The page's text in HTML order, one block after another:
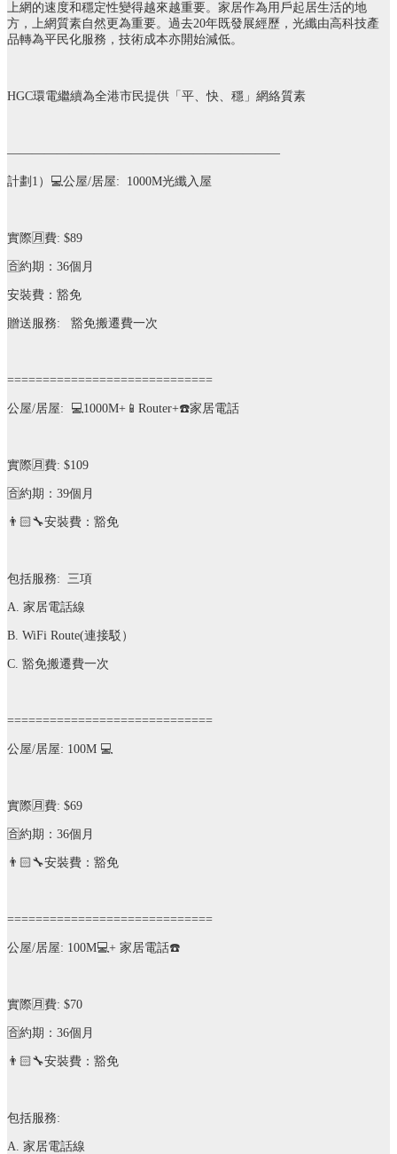
上網的速度和穩定性變得越來越重要。家居作為用戶起居生活的地
方，上網質素自然更為重要。過去20年既發展經歷，光纖由高科技產
品轉為平民化服務，技術成本亦開始減低。
HGC環電繼續為全港市民提供「平、快、穩」網絡質素
——————————————————————
計劃 1 ） 💻公屋/居屋: 1000M光纖入屋
實際 🈷️ 費: $89
🈴約期： 36個月
安裝費：豁免
贈送服務: 豁免搬遷費一次
=============================
公屋/居屋: 💻1000M+ 📱 Router+☎️家居電話
實際 🈷️ 費: $109
🈴️約期： 39個月
👨🏻‍🔧安裝費：豁免
包括服務: 三項
A. 家居電話線
B. WiFi Route(連接駁）
C. 豁免搬遷費一次
=============================
公屋/居屋: 100M 💻
實際 🈷️ 費: $69
🈴️約期： 36個月
👨🏻‍🔧安裝費：豁免
=============================
公屋/居屋: 100M💻+ 家居電話☎️
實際 🈷️ 費: $70
🈴️約期： 36個月
👨🏻‍🔧安裝費：豁免
包括服務:
A. 家居電話線